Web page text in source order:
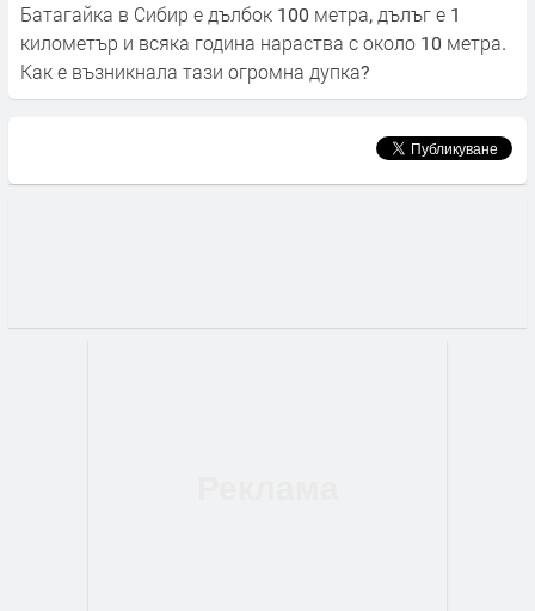
Батагайка в Сибир е дълбок 100 метра, дълъг е 1
километър и всяка година нараства с около 10 метра.
Как е възникнала тази огромна дупка?